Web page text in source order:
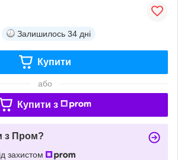
Залишилось 34 дні
Купити
або
Купити з
з Пром?
захистом